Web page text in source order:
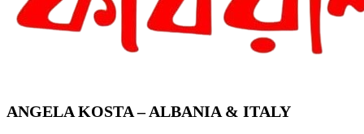
ANGELA KOSTA – ALBANIA & ITALY